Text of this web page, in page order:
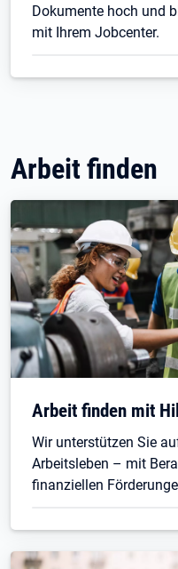
Dokumente hoch und
mit Ihrem Jobcenter.
Arbeit finden
Arbeit finden mit
Wir unterstützen Sie
Arbeitsleben – mit
finanziellen